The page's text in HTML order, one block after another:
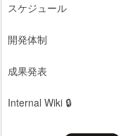
スケジュール
開発体制
成果発表
Internal Wiki 🔒